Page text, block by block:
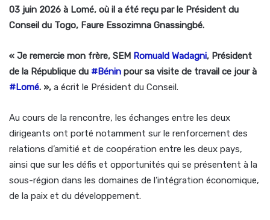
03 juin 2026 à Lomé, où il a été reçu par le Président du
Conseil du Togo, Faure Essozimna Gnassingbé.
« Je remercie mon frère, SEM Romuald Wadagni, Président
de la République du #Bénin pour sa visite de travail ce jour à
#Lomé. », a écrit le Président du Conseil.
Au cours de la rencontre, les échanges entre les deux
dirigeants ont porté notamment sur le renforcement des
relations d’amitié et de coopération entre les deux pays,
ainsi que sur les défis et opportunités qui se présentent à la
sous-région dans les domaines de l’intégration économique,
de la paix et du développement.